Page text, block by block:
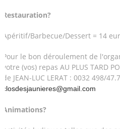
Restauration?
Apéritif/Barbecue/Dessert = 14
Pour le bon déroulement de
votre (vos) repas AU PLUS TARD
de JEAN-LUC LERAT : 0032 498/
closdesjaunieres@gmail.com
Animations?